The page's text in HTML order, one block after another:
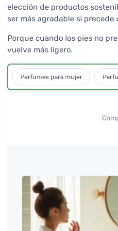
elección de productos
ser más agradable si
Porque cuando los pies no
vuelve más ligero.
Perfumes para mujer